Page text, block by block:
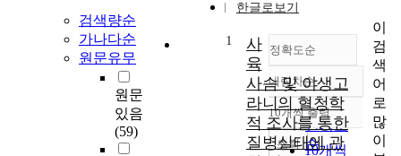
검색량순
가나다순
원문유무
원문
있음
(59)
한글로보기
정확도순
정확도
순
인기도
순
내림차순
내림차순
10개씩 출력
10개씩
조회
1
사
육
사슴 및 야생고
라니의 혈청학
적 조사를 통한
질병실태에 관
이
검
색
어
로
많
이